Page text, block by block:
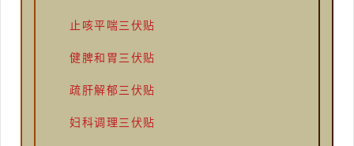
止咳平喘三伏贴
健脾和胃三伏贴
疏肝解郁三伏贴
妇科调理三伏贴